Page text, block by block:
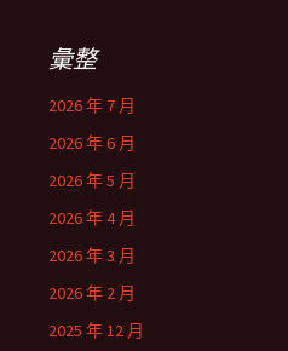
彙整
2026 年 7 月
2026 年 6 月
2026 年 5 月
2026 年 4 月
2026 年 3 月
2026 年 2 月
2025 年 12 月